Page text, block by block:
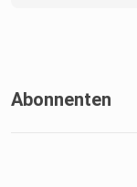
Abonnenten